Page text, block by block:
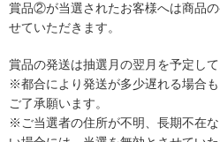
賞品②が当選されたお客様へは商品
せていただきます。
賞品の発送は抽選月の翌月を予定して
※都合により発送が多少遅れる場合
ご了承願います。
※ご当選者の住所が不明、長期不在